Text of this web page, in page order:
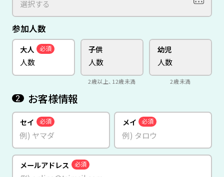
参加人数
大人 必須 子供
2歳以上、12歳未満
幼児
2歳未満
2 お客様情報
セイ 必須 メイ 必須
メールアドレス 必須